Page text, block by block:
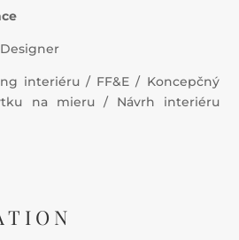
interiéru / FF&E / Koncepčný
na mieru / Návrh interiéru